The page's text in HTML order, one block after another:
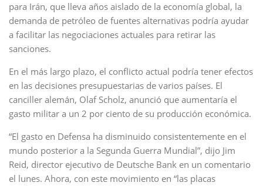
para Irán, que lleva años aislado de la economía global, la
demanda de petróleo de fuentes alternativas podría ayudar
a facilitar las negociaciones actuales para retirar las
sanciones.
En el más largo plazo, el conflicto actual podría tener efectos
en las decisiones presupuestarias de varios países. El
canciller alemán, Olaf Scholz, anunció que aumentaría el
gasto militar a un 2 por ciento de su producción económica.
“El gasto en Defensa ha disminuido consistentemente en el
mundo posterior a la Segunda Guerra Mundial”, dijo Jim
Reid, director ejecutivo de Deutsche Bank en un comentario
el lunes. Ahora, con este movimiento en “las placas